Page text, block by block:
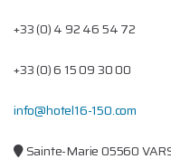
+33 (0) 4 92 46 54 72
+33 (0) 6 15 09 30 00
info@hotel16-150.com
Sainte-Marie 05560